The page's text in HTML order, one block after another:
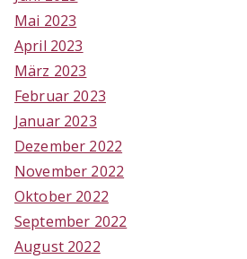
Mai 2023
April 2023
März 2023
Februar 2023
Januar 2023
Dezember 2022
November 2022
Oktober 2022
September 2022
August 2022